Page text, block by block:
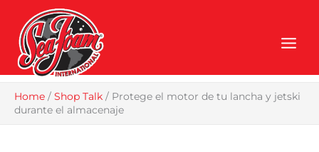
content
Home / Shop Talk / Protege el motor de tu lancha y jetski
durante el almacenaje